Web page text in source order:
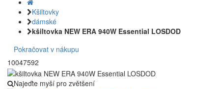
Kšiltovky
dámské
kšiltovka NEW ERA 940W Essential LOSDOD
Pokračovat v nákupu
10047592
Najeďte myší pro zvětšení